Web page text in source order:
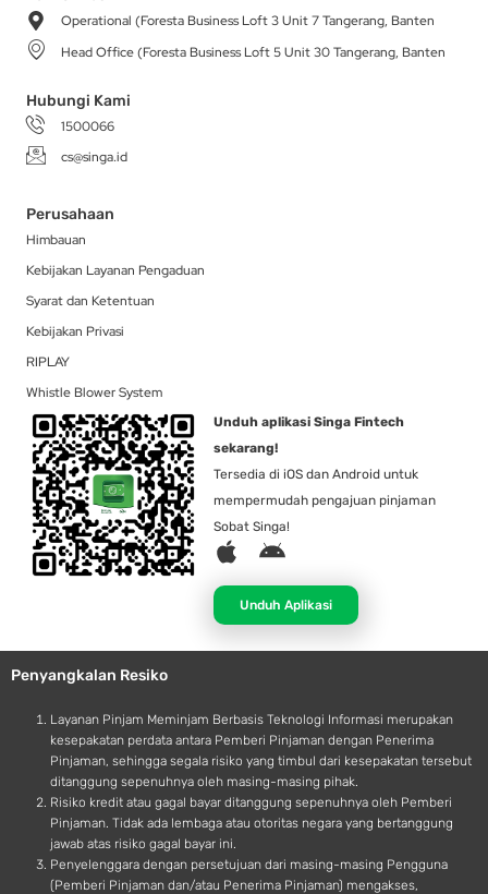
g
r
a
m
o
-
t
r
i
Operational (Foresta Business Loft 3 Unit 7 Tangerang, Banten
Head Office (Foresta Business Loft 5 Unit 30 Tangerang, Banten
Hubungi Kami
1500066
cs@singa.id
Perusahaan
Himbauan
Kebijakan Layanan Pengaduan
Syarat dan Ketentuan
Kebijakan Privasi
RIPLAY
Whistle Blower System
Unduh aplikasi Singa Fintech
sekarang!
Tersedia di iOS dan Android untuk
mempermudah pengajuan pinjaman
Sobat Singa!
A
p
l
e
A
d
r
o
d
Unduh Aplikasi
Penyangkalan Resiko
Layanan Pinjam Meminjam Berbasis Teknologi Informasi merupakan
kesepakatan perdata antara Pemberi Pinjaman dengan Penerima
Pinjaman, sehingga segala risiko yang timbul dari kesepakatan tersebut
ditanggung sepenuhnya oleh masing-masing pihak.
Risiko kredit atau gagal bayar ditanggung sepenuhnya oleh Pemberi
Pinjaman. Tidak ada lembaga atau otoritas negara yang bertanggung
jawab atas risiko gagal bayar ini.
Penyelenggara dengan persetujuan dari masing-masing Pengguna
(Pemberi Pinjaman dan/atau Penerima Pinjaman) mengakses,